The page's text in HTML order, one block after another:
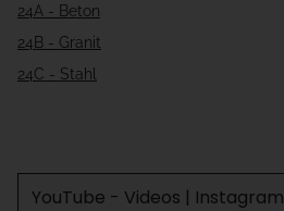
24A - Beton
24B - Granit
24C - Stahl
YouTube - Videos | Instagram